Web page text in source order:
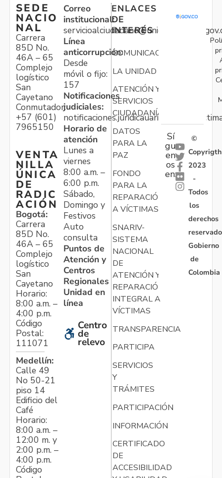
SEDE
NACIO
NAL
Carrera
85D No.
46A – 65
Complejo
logístico
San
Cayetano
Conmutador:
+57 (601)
7965150
VENTA
NILLA
ÚNICA
DE
RADIC
ACIÓN
Bogotá:
Carrera
85D No.
46A – 65
Complejo
logístico
San
Cayetano
Horario:
8:00 a.m. –
4:00 p.m.
Código
Postal:
111071
Medellín:
Calle 49
No 50-21
piso 14
Edificio del
Café
Horario:
8:00 a.m. –
12:00 m. y
2:00 p.m. –
4:00 p.m.
Código
Correo
institucional:
Línea
anticorrupción:
Desde
móvil o fijo:
157
Notificaciones
judiciales:
Horario de
atención
Lunes a
viernes
8:00 a.m. –
6:00 p.m.
Sábado,
Domingo y
Festivos
Auto
consulta
Puntos de
Atención y
Centros
Regionales
Unidad en
línea
Centro
de
relevo
ENLACES
DE
INTERÉS
COMUNICACIONES
LA UNIDAD
ATENCIÓN Y
SERVICIOS
CIUDADANÍA
DATOS
PARA LA
PAZ
FONDO
PARA LA
REPARACIÓN
A VÍCTIMAS
SNARIV-
SISTEMA
NACIONAL
DE
ATENCIÓN Y
REPARACIÓN
INTEGRAL A
VÍCTIMAS
TRANSPARENCIA
PARTICIPA
SERVICIOS
Y
TRÁMITES
PARTICIPACIÓN
INFORMACIÓN
CERTIFICADO
DE
ACCESIBILIDAD
Sí
gu
en
os
en:
©
Copyrigth
2023
-
Todos
los
derechos
Gobierno
de
Colombia